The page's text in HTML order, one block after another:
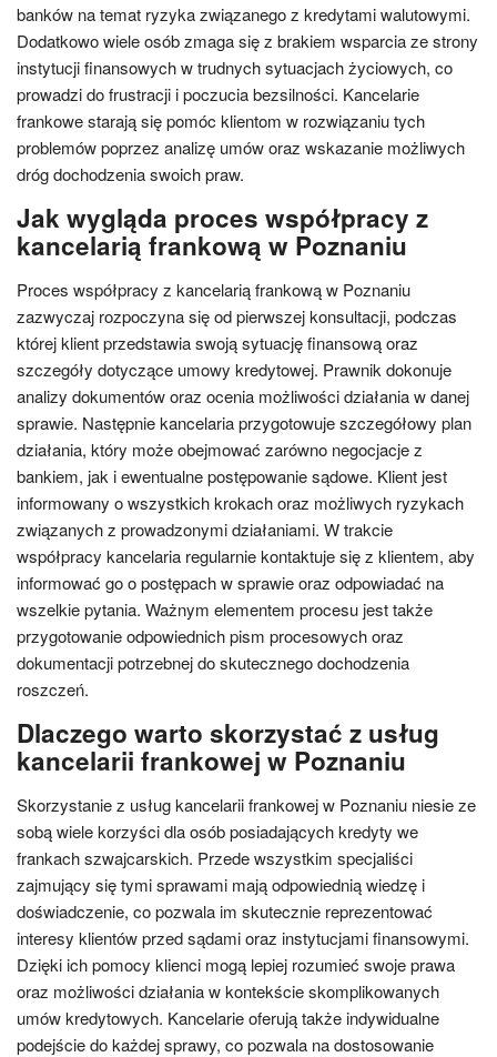
banków na temat ryzyka związanego z kredytami walutowymi.
Dodatkowo wiele osób zmaga się z brakiem wsparcia ze strony
instytucji finansowych w trudnych sytuacjach życiowych, co
prowadzi do frustracji i poczucia bezsilności. Kancelarie
frankowe starają się pomóc klientom w rozwiązaniu tych
problemów poprzez analizę umów oraz wskazanie możliwych
dróg dochodzenia swoich praw.
Jak wygląda proces współpracy z
kancelarią frankową w Poznaniu
Proces współpracy z kancelarią frankową w Poznaniu
zazwyczaj rozpoczyna się od pierwszej konsultacji, podczas
której klient przedstawia swoją sytuację finansową oraz
szczegóły dotyczące umowy kredytowej. Prawnik dokonuje
analizy dokumentów oraz ocenia możliwości działania w danej
sprawie. Następnie kancelaria przygotowuje szczegółowy plan
działania, który może obejmować zarówno negocjacje z
bankiem, jak i ewentualne postępowanie sądowe. Klient jest
informowany o wszystkich krokach oraz możliwych ryzykach
związanych z prowadzonymi działaniami. W trakcie
współpracy kancelaria regularnie kontaktuje się z klientem, aby
informować go o postępach w sprawie oraz odpowiadać na
wszelkie pytania. Ważnym elementem procesu jest także
przygotowanie odpowiednich pism procesowych oraz
dokumentacji potrzebnej do skutecznego dochodzenia
roszczeń.
Dlaczego warto skorzystać z usług
kancelarii frankowej w Poznaniu
Skorzystanie z usług kancelarii frankowej w Poznaniu niesie ze
sobą wiele korzyści dla osób posiadających kredyty we
frankach szwajcarskich. Przede wszystkim specjaliści
zajmujący się tymi sprawami mają odpowiednią wiedzę i
doświadczenie, co pozwala im skutecznie reprezentować
interesy klientów przed sądami oraz instytucjami finansowymi.
Dzięki ich pomocy klienci mogą lepiej rozumieć swoje prawa
oraz możliwości działania w kontekście skomplikowanych
umów kredytowych. Kancelarie oferują także indywidualne
podejście do każdej sprawy, co pozwala na dostosowanie